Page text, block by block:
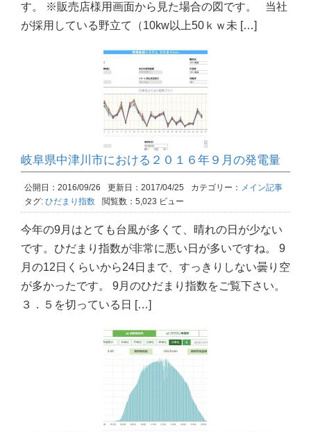
す。 ※販売店様用画面から見た場合の図です。 当社
が採用している野立て（10kw以上50ｋｗ未 […]
岐阜県中津川市における２０１６年９月の発電量
公開日：2016/09/26 更新日：2017/04/25 カテゴリー： メイン記事
タグ: ひだまり指数 閲覧数：5,023 ビュー
今年の9月はとても台風が多くて、晴れの日が少ない
です。ひだまり指数が非常に悪い日が多いですね。 9
月の12日くらいから24日まで、すっきりしない曇り空
が多かったです。 9月のひだまり指数をご覧下さい。
３．５を切っている日 […]